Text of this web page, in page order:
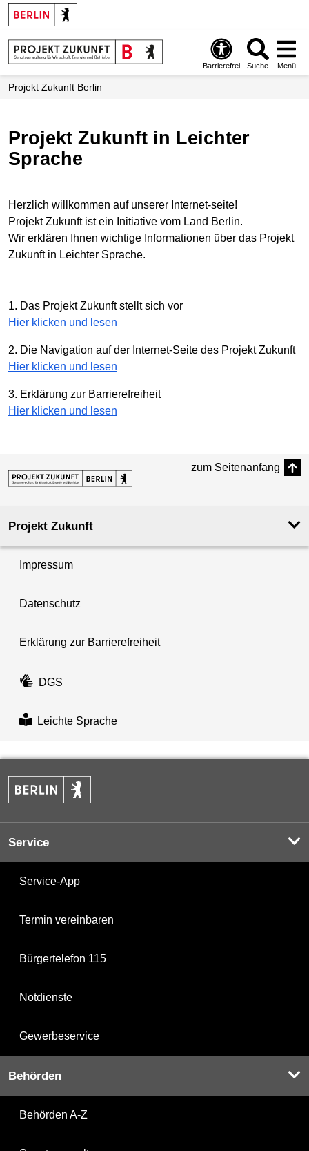
Barrierefrei Suche Menü
Projekt Zukunft Berlin
Projekt Zukunft in Leichter
Sprache
Herzlich willkommen auf unserer Internet-seite!
Projekt Zukunft ist ein Initiative vom Land Berlin.
Wir erklären Ihnen wichtige Informationen über das Projekt
Zukunft in Leichter Sprache.
1. Das Projekt Zukunft stellt sich vor
Hier klicken und lesen
2. Die Navigation auf der Internet-Seite des Projekt Zukunft
Hier klicken und lesen
3. Erklärung zur Barrierefreiheit
Hier klicken und lesen
zum Seitenanfang
Projekt Zukunft
Impressum
Datenschutz
Erklärung zur Barrierefreiheit
DGS
Leichte Sprache
Service
Service-App
Termin vereinbaren
Bürgertelefon 115
Notdienste
Gewerbeservice
Behörden
Behörden A-Z